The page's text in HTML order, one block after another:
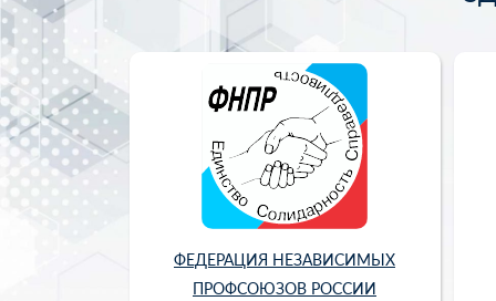
ФЕДЕРАЦИЯ НЕЗАВИСИМЫХ
ПРОФСОЮЗОВ РОССИИ